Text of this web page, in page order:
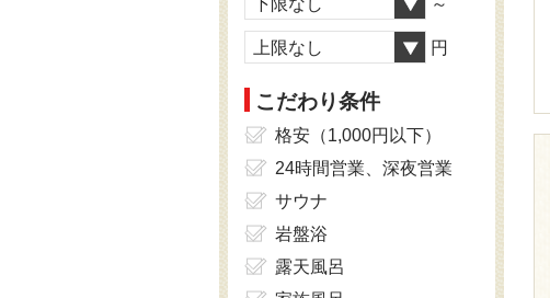
下限なし ～
上限なし 円
こだわり条件
格安（1,000円以下）
24時間営業、深夜営業
サウナ
岩盤浴
露天風呂